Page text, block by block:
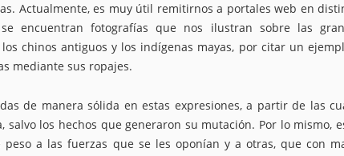
Actualmente, es muy útil remitirnos a portales web en
encuentran fotografías que nos ilustran sobre las
chinos antiguos y los indígenas mayas, por citar un
mediante sus ropajes.
de manera sólida en estas expresiones, a partir de las
los hechos que generaron su mutación. Por lo mismo,
a las fuerzas que se les oponían y a otras, que con